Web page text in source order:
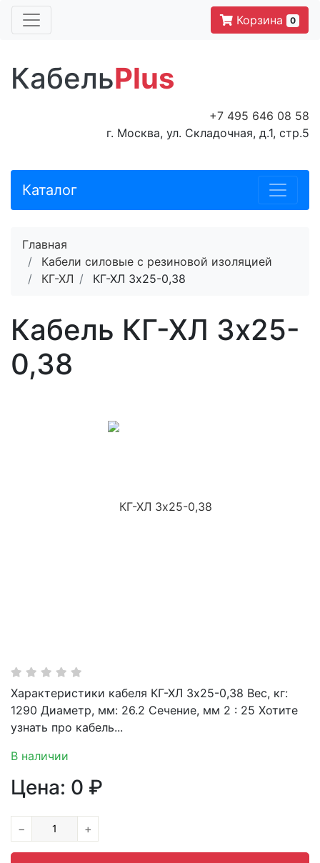
Корзина 0
КабельPlus
+7 495 646 08 58
г. Москва, ул. Складочная, д.1, стр.5
Каталог
Главная
Кабели силовые с резиновой изоляцией
КГ-ХЛ
КГ-ХЛ 3х25-0,38
Кабель КГ-ХЛ 3х25-
0,38
Характеристики кабеля КГ-ХЛ 3х25-0,38 Вес, кг:
1290 Диаметр, мм: 26.2 Сечение, мм 2 : 25 Хотите
узнать про кабель...
В наличии
Цена: 0 ₽
− +